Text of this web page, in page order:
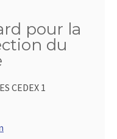
pour la
du
CEDEX 1